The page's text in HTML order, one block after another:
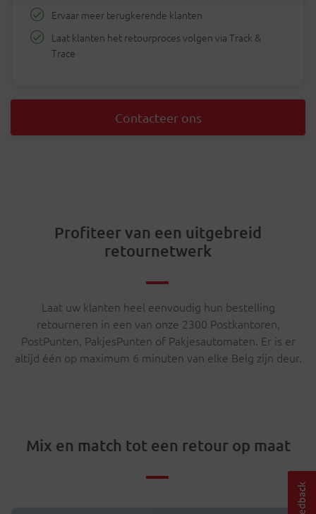
Ervaar meer terugkerende klanten
Laat klanten het retourproces volgen via Track &
Trace
Contacteer ons
Profiteer van een uitgebreid
retournetwerk
Laat uw klanten heel eenvoudig hun bestelling
retourneren in een van onze 2300 Postkantoren,
PostPunten, PakjesPunten of Pakjesautomaten. Er is er
altijd één op maximum 6 minuten van elke Belg zijn deur.
Mix en match tot een retour op maat